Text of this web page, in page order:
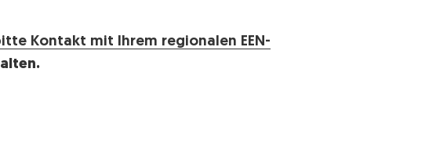
Kontakt mit Ihrem regionalen EEN-